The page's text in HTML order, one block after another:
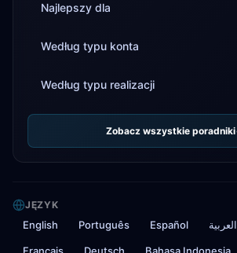
Najlepszy dla
Według typu konta
Według typu realizacji
Zobacz wszystkie poradniki
JĘZYK
English Português Español العربية